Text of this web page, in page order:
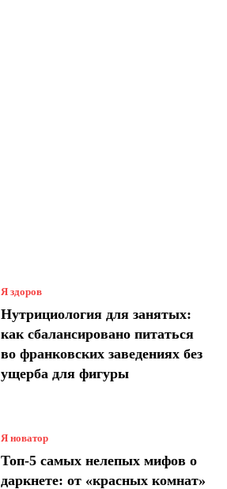
Я здоров
Нутрициология для занятых:
как сбалансировано питаться
во франковских заведениях без
ущерба для фигуры
Я новатор
Топ-5 самых нелепых мифов о
даркнете: от «красных комнат»